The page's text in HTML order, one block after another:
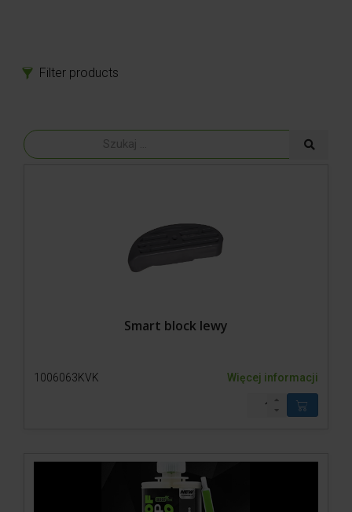
Filter products
Akcesoria
Produkty lecznicze i bandaże
Narzędzia do korekcji
Odzież
Smart block lewy
1006063KVK Więcej informacji